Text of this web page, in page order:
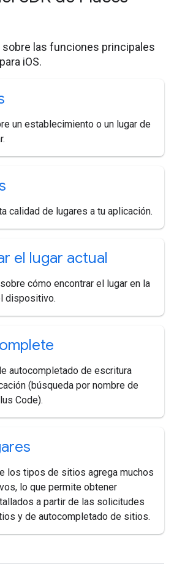
las funciones principales
iOS.
un establecimiento o un lugar de
calidad de lugares a tu aplicación.
el lugar actual
cómo encontrar el lugar en la
dispositivo.
autocompletado de escritura
(búsqueda por nombre de
Code).
los tipos de sitios agrega muchos
lo que permite obtener
a partir de las solicitudes
y de autocompletado de sitios.